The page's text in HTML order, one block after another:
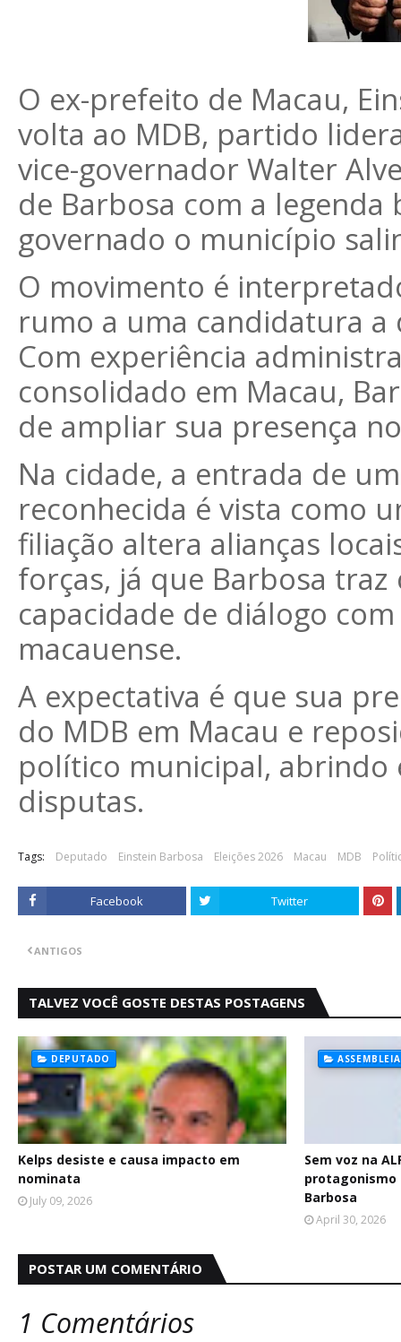
O ex-prefeito de Macau,
volta ao MDB, partido
vice-governador Walter
de Barbosa com a
governado o município
O movimento é
rumo a uma candidatura a
Com experiência
consolidado em Macau,
de ampliar sua presença
Na cidade, a entrada de
reconhecida é vista como
filiação altera alianças
forças, já que Barbosa
capacidade de diálogo
macauense.
A expectativa é que sua
do MDB em Macau e
político municipal, abrindo
disputas.
Tags: Deputado Einstein Barbosa Eleições 2026 Macau MDB
Facebook Twitter
ANTIGOS
TALVEZ VOCÊ GOSTE DESTAS POSTAGENS
DEPUTADO
Kelps desiste e causa impacto em
nominata
July 09, 2026
Sem voz na
protagonismo
Barbosa
April 30, 2026
POSTAR UM COMENTÁRIO
1 Comentários